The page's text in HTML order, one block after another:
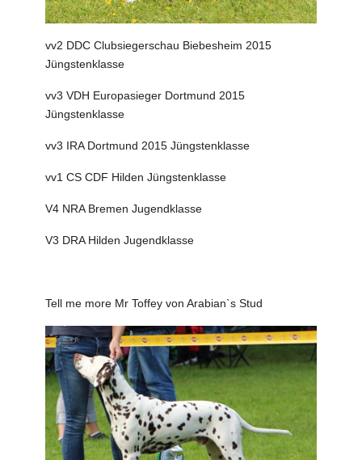
vv2 DDC Clubsiegerschau Biebesheim 2015
Jüngstenklasse
vv3 VDH Europasieger Dortmund 2015
Jüngstenklasse
vv3 IRA Dortmund 2015 Jüngstenklasse
vv1 CS CDF Hilden Jüngstenklasse
V4 NRA Bremen Jugendklasse
V3 DRA Hilden Jugendklasse
Tell me more Mr Toffey von Arabian`s Stud